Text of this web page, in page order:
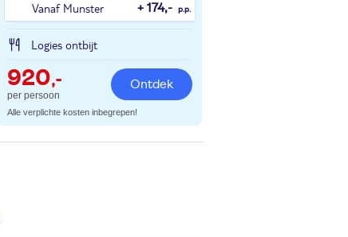
Vanaf Munster
+ 174,- p.p.
Logies ontbijt
920,-
per persoon
Ontdek
Alle verplichte kosten inbegrepen!